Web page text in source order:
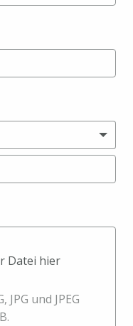
Datei hier
hier hinziehen
und JPEG